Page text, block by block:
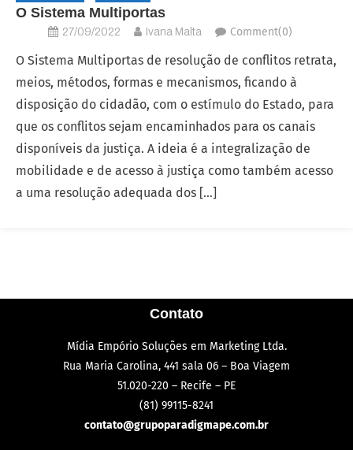
O Sistema Multiportas
27/09/2022 Ivana Malta Comment(0)
O Sistema Multiportas de resolução de conflitos retrata,
meios, métodos, formas e mecanismos, ficando à
disposição do cidadão, com o estímulo do Estado, para
que os conflitos sejam encaminhados para os canais
disponíveis da justiça. A ideia é a integralização de
mobilidade e de acesso à justiça como também acesso
a uma resolução adequada dos […]
Contato
Mídia Empório Soluções em Marketing Ltda.
Rua Maria Carolina, 441 sala 06 – Boa Viagem
51.020-220 – Recife – PE
(81) 99115-8241
contato@grupoparadigmape.com.br